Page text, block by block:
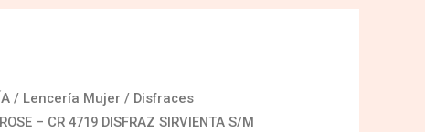
/ Lencería Mujer / Disfraces
– CR 4719 DISFRAZ SIRVIENTA S/M